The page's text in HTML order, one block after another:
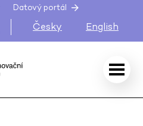
Datový portál
Česky English